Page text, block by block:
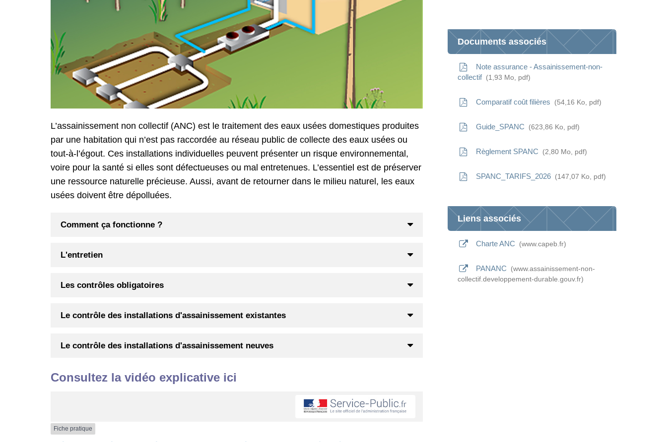
L’assainissement non collectif (ANC) est le traitement des eaux usées domestiques produites
par une habitation qui n’est pas raccordée au réseau public de collecte des eaux usées ou
tout-à-l’égout. Ces installations individuelles peuvent présenter un risque environnemental,
voire pour la santé si elles sont défectueuses ou mal entretenues. L’essentiel est de préserver
une ressource naturelle précieuse. Aussi, avant de retourner dans le milieu naturel, les eaux
usées doivent être dépolluées.
Comment ça fonctionne ?
L'entretien
Les contrôles obligatoires
Le contrôle des installations d'assainissement existantes
Le contrôle des installations d'assainissement neuves
Consultez la vidéo explicative ici
Fiche pratique
Documents associés
Note assurance - Assainissement-non-
collectif
1,93 Mo , pdf
Comparatif coût filières 54,16 Ko , pdf
Guide_SPANC 623,86 Ko , pdf
Règlement SPANC 2,80 Mo , pdf
SPANC_TARIFS_2026 147,07 Ko , pdf
Liens associés
Charte ANC www.capeb.fr
PANANC
www.assainissement-non-
collectif.developpement-durable.gouv.fr